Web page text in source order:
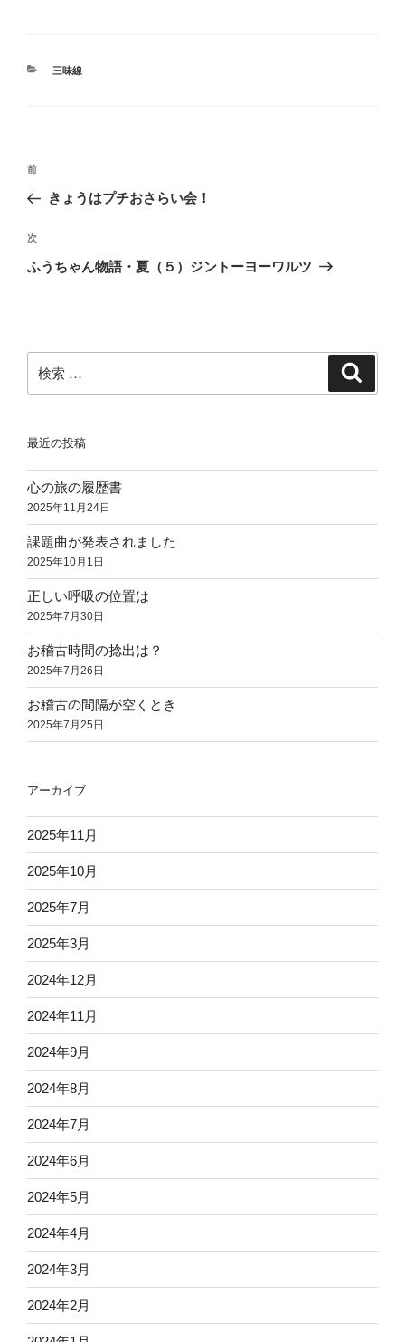
カ
三味線
投
ナ
ビ
ゲ
ン
過
去
投
前
きょうはプチおさらい会！
次
の
次
ふうちゃん物語・夏（５）ジントーヨーワルツ
索:
最近の投稿
心の旅の履歴書
2025年11月24日
課題曲が発表されました
2025年10月1日
正しい呼吸の位置は
2025年7月30日
お稽古時間の捻出は？
2025年7月26日
お稽古の間隔が空くとき
2025年7月25日
アーカイブ
2025年11月
2025年10月
2025年7月
2025年3月
2024年12月
2024年11月
2024年9月
2024年8月
2024年7月
2024年6月
2024年5月
2024年4月
2024年3月
2024年2月